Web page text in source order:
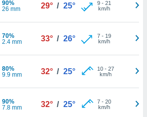
90%
26 mm
29° / 25° 9- 21
km/h
70%
2.4 mm
33° / 26° 7- 19
km/h
80%
9.9 mm
32° / 25° 10- 27
km/h
90%
7.8 mm
32° / 25° 7- 20
km/h